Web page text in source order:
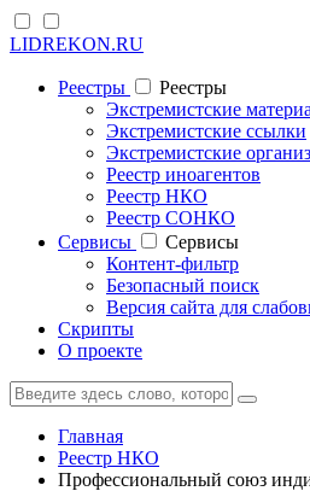
LIDREKON.RU
Реестры
Реестры
Экстремистские
Экстремистские ссылки
Экстремистские
Реестр иноагентов
Реестр НКО
Реестр СОНКО
Cервисы
Cервисы
Контент-фильтр
Безопасный поиск
Версия сайта для
Скрипты
О проекте
Главная
Реестр НКО
Профессиональный союз